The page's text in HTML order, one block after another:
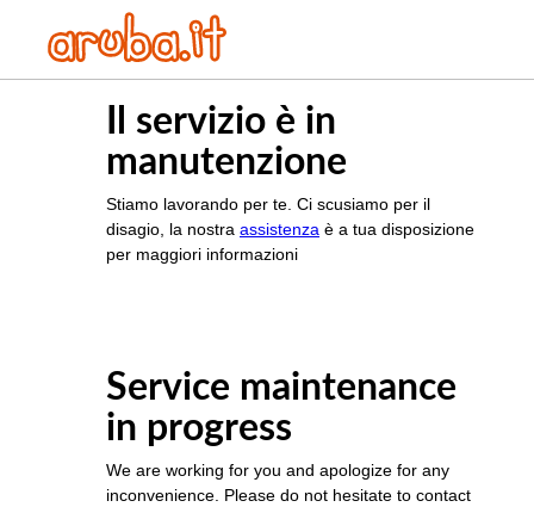
Il servizio è in
manutenzione
Stiamo lavorando per te. Ci scusiamo per il
disagio, la nostra assistenza è a tua disposizione
per maggiori informazioni
Service maintenance
in progress
We are working for you and apologize for any
inconvenience. Please do not hesitate to contact